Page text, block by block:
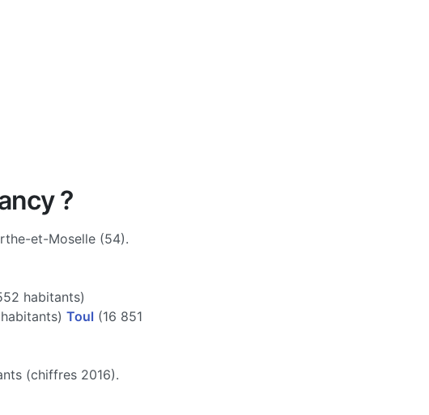
?
et-Moselle (54).
habitants)
Toul (16 851
(chiffres 2016).